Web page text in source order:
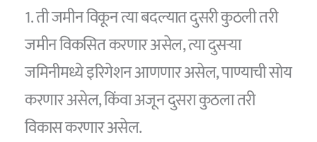
1. ती जमीन विकून त्या बदल्यात दुसरी कुठली तरी
जमीन विकसित करणार असेल, त्या दुसऱ्या
जमिनीमध्ये इरिगेशन आणणार असेल, पाण्याची सोय
करणार असेल, किंवा अजून दुसरा कुठला तरी
विकास करणार असेल.